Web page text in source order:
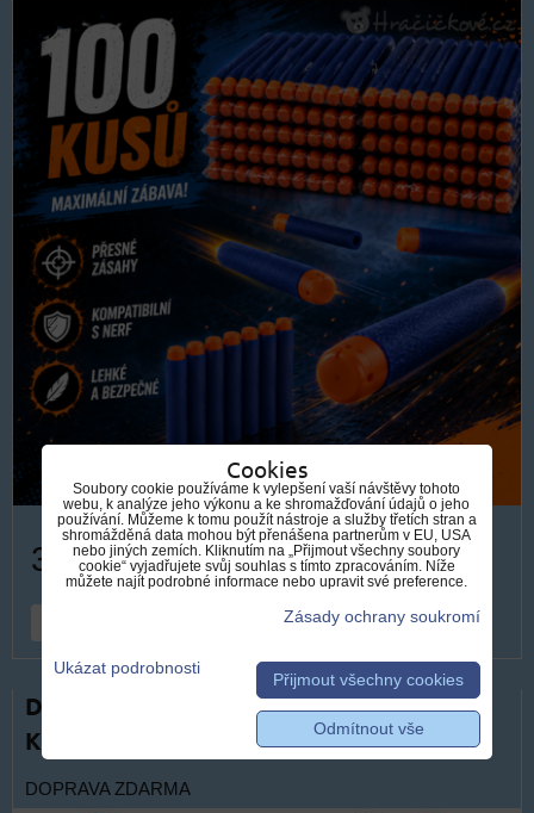
319 Kč
Dětský kostým Spiderman s maskou |
Karnevalový kostým Spider-Man
DOPRAVA ZDARMA
Cookies
Soubory cookie používáme k vylepšení vaší návštěvy tohoto
webu, k analýze jeho výkonu a ke shromažďování údajů o jeho
používání. Můžeme k tomu použít nástroje a služby třetích stran a
shromážděná data mohou být přenášena partnerům v EU, USA
nebo jiných zemích. Kliknutím na „Přijmout všechny soubory
cookie“ vyjadřujete svůj souhlas s tímto zpracováním. Níže
můžete najít podrobné informace nebo upravit své preference.
Zásady ochrany soukromí
Ukázat podrobnosti
Přijmout všechny cookies
Odmítnout vše